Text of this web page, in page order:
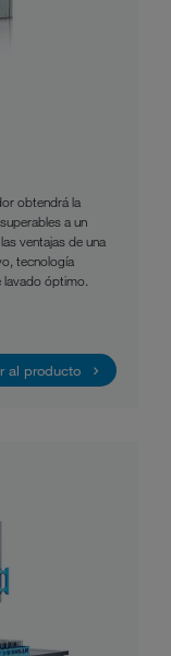
obtendrá la
a un
ventajas de una
tecnología
lavado óptimo.
al producto